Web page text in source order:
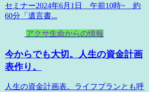
セミナー2024年6月1日 午前10時~ 約
60分「遺言書...
アクサ生命からの情報
今からでも大切。人生の資金計画
表作り。
人生の資金計画表。ライフプランとも呼